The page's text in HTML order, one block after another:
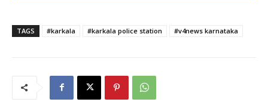
TAGS #karkala #karkala police station #v4news karnataka